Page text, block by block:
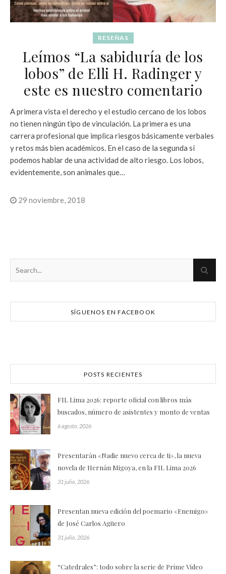
RESEÑAS
Leímos “La sabiduría de los
lobos” de Elli H. Radinger y
este es nuestro comentario
A primera vista el derecho y el estudio cercano de los lobos
no tienen ningún tipo de vinculación. La primera es una
carrera profesional que implica riesgos básicamente verbales
y retos más bien académicos. En el caso de la segunda sí
podemos hablar de una actividad de alto riesgo. Los lobos,
evidentemente, son animales que…
29 noviembre, 2018
SÍGUENOS EN FACEBOOK
POSTS RECIENTES
FIL Lima 2026: reporte oficial con libros más
buscados, número de asistentes y monto de ventas
6 agosto, 2026
Presentarán «Nadie nuevo cerca de ti», la nueva
novela de Hernán Migoya, en la FIL Lima 2026
31 julio, 2026
Presentan nueva edición del poemario «Enemigo»
de José Carlos Agüero
31 julio, 2026
“Catedrales”: todo sobre la serie de Prime Video